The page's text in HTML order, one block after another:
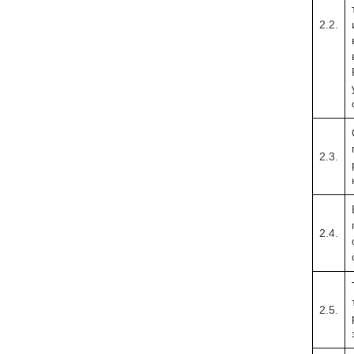
2.2.
2.3.
2.4.
2.5.